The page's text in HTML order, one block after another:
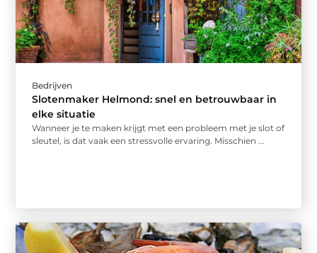
Bedrijven
Slotenmaker Helmond: snel en betrouwbaar in
elke situatie
Wanneer je te maken krijgt met een probleem met je slot of
sleutel, is dat vaak een stressvolle ervaring. Misschien ...